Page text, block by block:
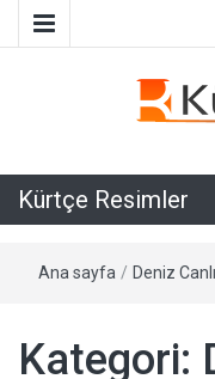
Kürtçe Resimler
Ana sayfa / Deniz
Kategori: